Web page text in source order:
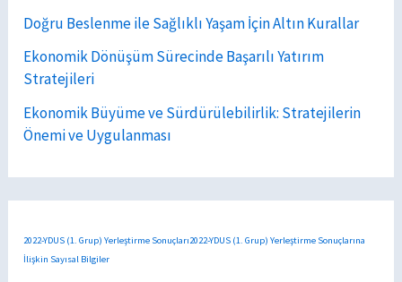
Doğru Beslenme ile Sağlıklı Yaşam İçin Altın Kurallar
Ekonomik Dönüşüm Sürecinde Başarılı Yatırım
Stratejileri
Ekonomik Büyüme ve Sürdürülebilirlik: Stratejilerin
Önemi ve Uygulanması
2022-YDUS (1. Grup) Yerleştirme Sonuçları2022-YDUS (1. Grup) Yerleştirme Sonuçlarına
İlişkin Sayısal Bilgiler